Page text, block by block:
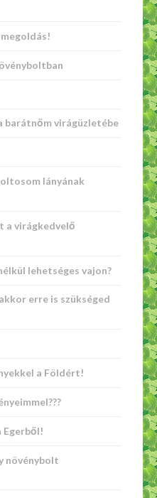
barátnőm virágüzletébe
lányának
a virágkedvelő
lehetséges vajon?
erre is szükséged
a Földért!
Egerből!
növénybolt